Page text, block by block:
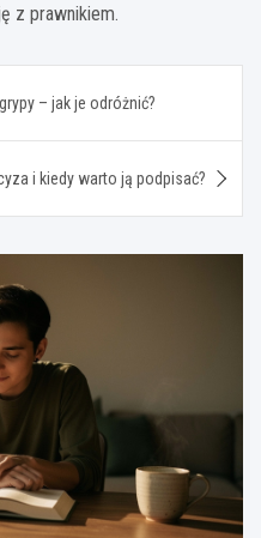
z prawnikiem.
– jak je odróżnić?
i kiedy warto ją podpisać?